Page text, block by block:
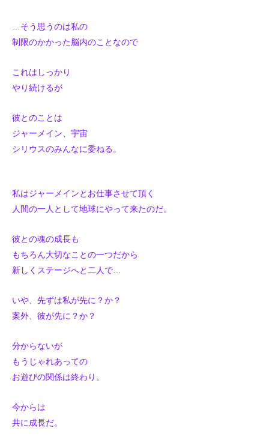
…そう思うのは私の
制限のかかった脳内のことなので
これはしっかり
やり続けるが
彼とのことは
ジャーメイン、宇宙
シリウスのみんなに委ねる。
私はジャーメインとお仕事させて頂く
人間の一人として地球にやって来たのだ。
彼との魂の成長も
もちろん大切なことの一つだから
新しくステージへと二人で…
いや、先ずは私が先に？か？
案外、彼が先に？か？
分からないが
もうじゃれあっての
お遊びの関係は終わり。
今からは
共に成長だ。